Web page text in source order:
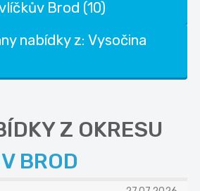
Brod (10)
nabídky z: Vysočina
Z OKRESU
BROD